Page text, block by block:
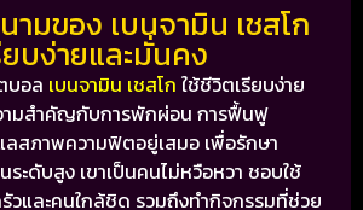
มของ เบนจามิน เชสโก
ยบง่ายและมั่นคง
อล เบนจามิน เชสโก ใช้ชีวิตเรียบง่าย
ามสำคัญกับการพักผ่อน การฟื้นฟู
ลสภาพความฟิตอยู่เสมอ เพื่อรักษา
ระดับสูง เขาเป็นคนไม่หวือหวา ชอบใช้
วและคนใกล้ชิด รวมถึงทำกิจกรรมที่ช่วย